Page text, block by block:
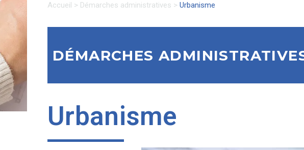
Accueil > Démarches administratives > Urbanisme
DÉMARCHES
Urbanisme